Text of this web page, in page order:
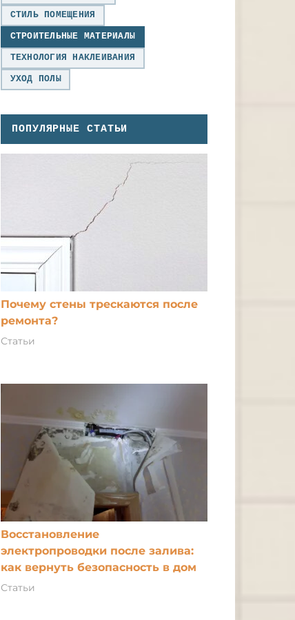
СТИЛЬ ПОМЕЩЕНИЯ
СТРОИТЕЛЬНЫЕ МАТЕРИАЛЫ
ТЕХНОЛОГИЯ НАКЛЕИВАНИЯ
УХОД ПОЛЫ
ПОПУЛЯРНЫЕ СТАТЬИ
Почему стены трескаются после
ремонта?
Статьи
Восстановление
электропроводки после залива:
как вернуть безопасность в дом
Статьи